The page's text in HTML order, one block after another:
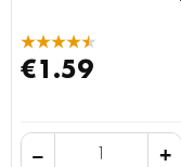
★★★★★
€1.59